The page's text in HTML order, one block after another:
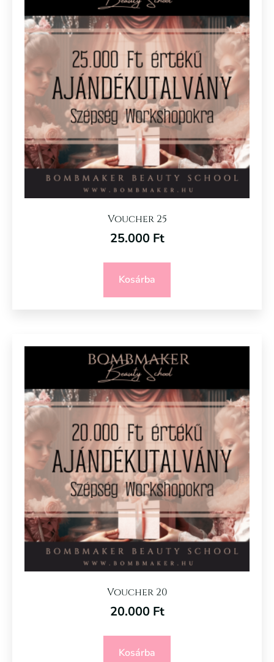
Voucher 25
25.000 Ft
Kosárba
Voucher 20
20.000 Ft
Kosárba